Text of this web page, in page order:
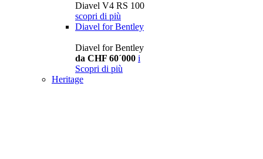
Diavel V4 RS 100
scopri di più
Diavel for Bentley
Diavel for Bentley
da CHF 60´000 i
Scopri di più
Heritage